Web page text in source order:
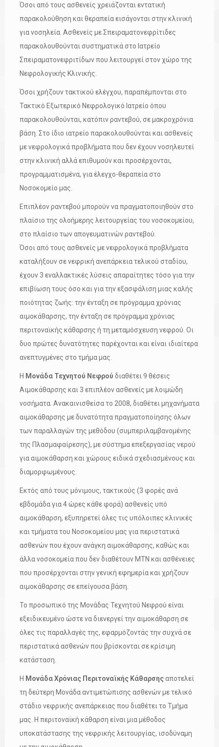
Όσοι από τους ασθενείς χρειάζονται εντατική
παρακολούθηση και θεραπεία εισάγονται στην κλινική
για νοσηλεία. Ασθενείς με Σπειραματονεφρίτιδες
παρακολουθούνται συστηματικά στο Ιατρείο
Σπειραματονεφριτίδων που λειτουργεί στον χώρο της
Νεφρολογικής Κλινικής.
Όσοι χρήζουν τακτικού ελέγχου, παραπέμπονται στο
Τακτικό Εξωτερικό Νεφρολογικό Ιατρείο όπου
παρακολουθούνται, κατόπιν ραντεβού, σε μακροχρόνια
βάση. Στο ίδιο ιατρείο παρακολουθούνται και ασθενείς
με νεφρολογικά προβλήματα που δεν έχουν νοσηλευτεί
στην κλινική αλλά επιθυμούν και προσέρχονται,
προγραμματισμένα, για έλεγχο-θεραπεία στο
Νοσοκομείο μας.
Επιπλέον ραντεβού μπορούν να πραγματοποιηθούν στο
πλαίσιο της ολοήμερης λειτουργείας του νοσοκομείου,
στο πλαίσιο των απογευματινών ραντεβού.
Όσοι από τους ασθενείς με νεφρολογικά προβλήματα
καταλήξουν σε νεφρική ανεπάρκεια τελικού σταδίου,
έχουν 3 εναλλακτικές λύσεις απαραίτητες τόσο για την
επιβίωση τους όσο και για την εξασφάλιση μιας καλής
ποιότητας ζωής: την ένταξη σε πρόγραμμα χρόνιας
αιμοκάθαρσης, την ένταξη σε πρόγραμμα χρόνιας
περιτοναϊκής κάθαρσης ή τη μεταμόσχευση νεφρού. Οι
δυο πρώτες δυνατότητες παρέχονται και είναι ιδιαίτερα
ανεπτυγμένες στο τμήμα μας.
Η Μονάδα Τεχνητού Νεφρού διαθέτει 9 θέσεις
Αιμοκάθαρσης και 3 επιπλέον ασθενείς με λοιμώδη
νοσήματα. Ανακαινισθείσα το 2008, διαθέτει μηχανήματα
αιμοκάθαρσης με δυνατότητα πραγματοποίησης όλων
των παραλλαγών της μεθόδου (συμπεριλαμβανομένης
της Πλασμαφαίρεσης), με σύστημα επεξεργασίας νερού
για αιμοκάθαρση και χώρους ειδικά σχεδιασμένους και
διαμορφωμένους.
Εκτός από τους μόνιμους, τακτικούς (3 φορές ανά
εβδομάδα για 4 ώρες κάθε φορά) ασθενείς υπό
αιμοκάθαρση, εξυπηρετεί όλες τις υπόλοιπες κλινικές
και τμήματα του Νοσοκομείου μας για περιστατικά
ασθενών που έχουν ανάγκη αιμοκάθαρσης, καθώς και
άλλα νοσοκομεία που δεν διαθέτουν ΜΤΝ και ασθένειες
που προσέρχονται στην γενική εφημερία και χρήζουν
αιμοκάθαρσης σε επείγουσα βάση.
Το προσωπικό της Μονάδας Τεχνητού Νεφρού είναι
εξειδικευμένο ώστε να διενεργεί την αιμοκάθαρση σε
όλες τις παραλλαγές της, εφαρμόζοντάς την συχνά σε
περιστατικά ασθενών που βρίσκονται σε κρίσιμη
κατάσταση.
Η Μονάδα Χρόνιας Περιτοναϊκής Κάθαρσηςαποτελεί
τη δεύτερη Μονάδα αντιμετώπισης ασθενών με τελικό
στάδιο νεφρικής ανεπάρκειας που διαθέτει το Τμήμα
μας. Η περιτοναϊκή κάθαρση είναι μια μέθοδος
υποκατάστασης της νεφρικής λειτουργίας, ισοδύναμη